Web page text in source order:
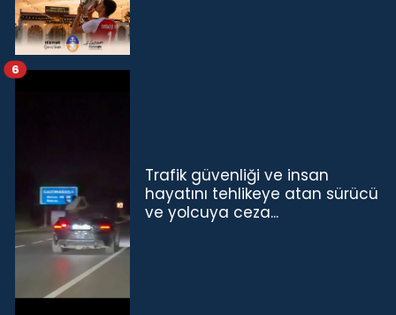
Trafik güvenliği ve insan
hayatını tehlikeye atan sürücü
ve yolcuya ceza...
6